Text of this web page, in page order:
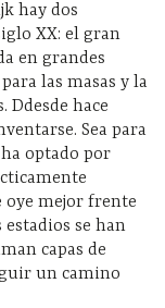
hay dos
XX: el gran
en grandes
las masas y la
Ddesde hace
Sea para
optado por
oye mejor frente
se han
capas de
un camino